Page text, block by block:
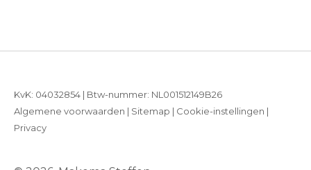
KvK: 04032854 | Btw-nummer: NL001512149B26
Algemene voorwaarden | Sitemap | Cookie-instellingen |
Privacy